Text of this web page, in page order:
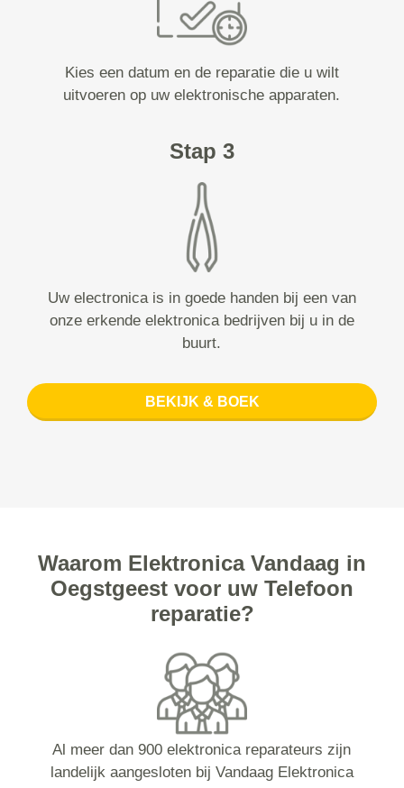
Kies een datum en de reparatie die u wilt
uitvoeren op uw elektronische apparaten.
Stap 3
Uw electronica is in goede handen bij een van
onze erkende elektronica bedrijven bij u in de
buurt.
BEKIJK & BOEK
Waarom Elektronica Vandaag in
Oegstgeest voor uw Telefoon
reparatie?
Al meer dan 900 elektronica reparateurs zijn
landelijk aangesloten bij Vandaag Elektronica